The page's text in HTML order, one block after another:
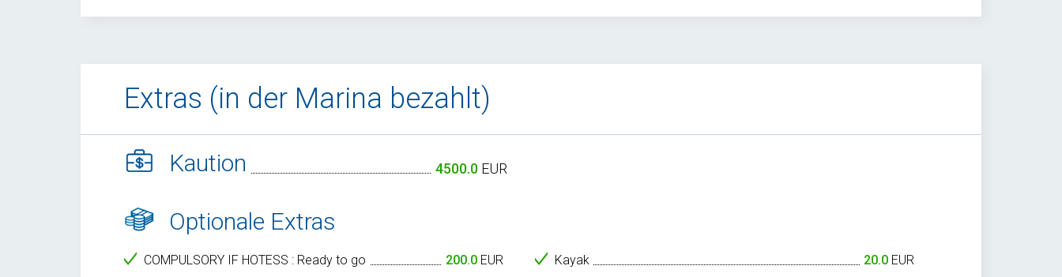
Extras (in der Marina bezahlt)
Kaution 4500.0 EUR
Optionale Extras
COMPULSORY IF HOTESS : Ready to go 200.0 EUR
Kayak 20.0 EUR